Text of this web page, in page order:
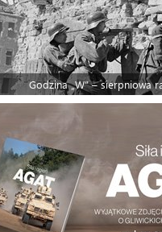
Godzina „W” – sierpniowa